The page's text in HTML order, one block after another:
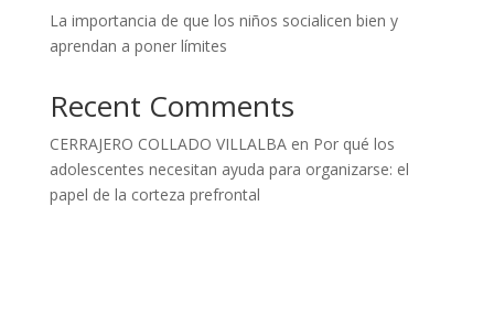
La importancia de que los niños socialicen bien y
aprendan a poner límites
Recent Comments
CERRAJERO COLLADO VILLALBAen Por qué los
adolescentes necesitan ayuda para organizarse: el
papel de la corteza prefrontal